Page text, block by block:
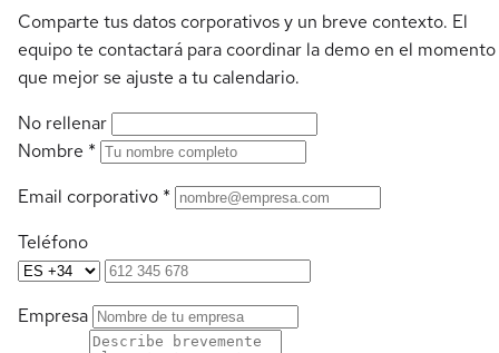
Comparte tus datos corporativos y un breve contexto. El
equipo te contactará para coordinar la demo en el momento
que mejor se ajuste a tu calendario.
No rellenar
Nombre *
Email corporativo *
Teléfono
Empresa